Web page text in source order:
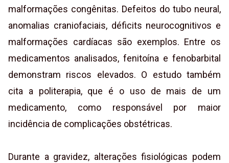
malformações congênitas. Defeitos do tubo neural,
anomalias craniofaciais, déficits neurocognitivos e
malformações cardíacas são exemplos. Entre os
medicamentos analisados, fenitoína e fenobarbital
demonstram riscos elevados. O estudo também
cita a politerapia, que é o uso de mais de um
medicamento, como responsável por maior
incidência de complicações obstétricas.
Durante a gravidez, alterações fisiológicas podem